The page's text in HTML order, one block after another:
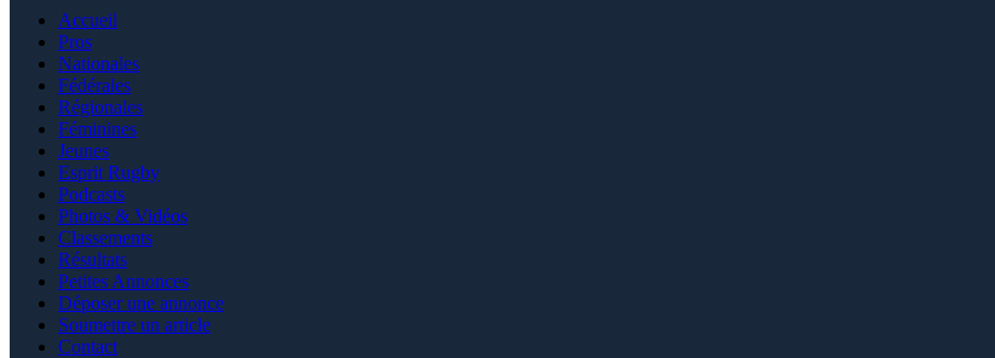
Accueil
Pros
Nationales
Fédérales
Régionales
Féminines
Jeunes
Esprit Rugby
Podcasts
Photos & Vidéos
Classements
Résultats
Petites Annonces
Déposer une annonce
Soumettre un article
Contact